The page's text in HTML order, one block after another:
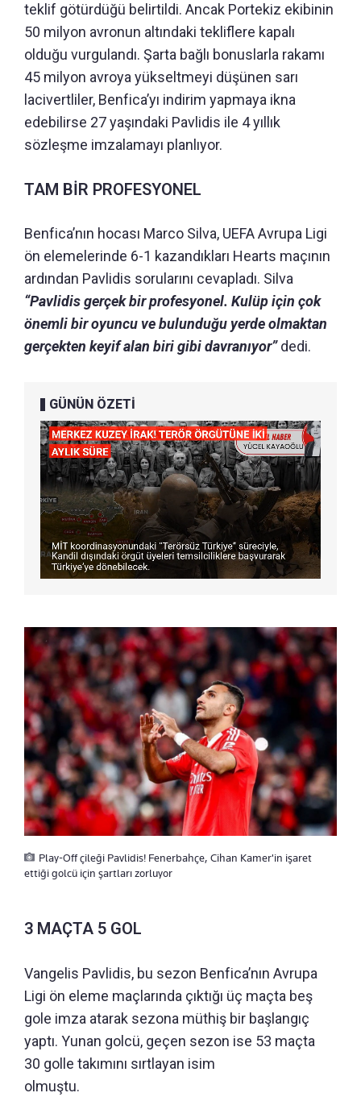
teklif götürdüğü belirtildi. Ancak Portekiz ekibinin
50 milyon avronun altındaki tekliflere kapalı
olduğu vurgulandı. Şarta bağlı bonuslarla rakamı
45 milyon avroya yükseltmeyi düşünen sarı
lacivertliler, Benfica’yı indirim yapmaya ikna
edebilirse 27 yaşındaki Pavlidis ile 4 yıllık
sözleşme imzalamayı planlıyor.
TAM BİR PROFESYONEL
Benfica’nın hocası Marco Silva, UEFA Avrupa Ligi
ön elemelerinde 6-1 kazandıkları Hearts maçının
ardından Pavlidis sorularını cevapladı. Silva
“Pavlidis gerçek bir profesyonel. Kulüp için çok
önemli bir oyuncu ve bulunduğu yerde olmaktan
gerçekten keyif alan biri gibi davranıyor”dedi.
GÜNÜN ÖZETİ
Play-Off çileği Pavlidis! Fenerbahçe, Cihan Kamer'in işaret
ettiği golcü için şartları zorluyor
3 MAÇTA 5 GOL
Vangelis Pavlidis, bu sezon Benfica’nın Avrupa
Ligi ön eleme maçlarında çıktığı üç maçta beş
gole imza atarak sezona müthiş bir başlangıç
yaptı. Yunan golcü, geçen sezon ise 53 maçta
30 golle takımını sırtlayan isim
olmuştu.